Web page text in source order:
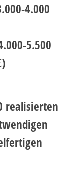
4.000
5.500
realisierten